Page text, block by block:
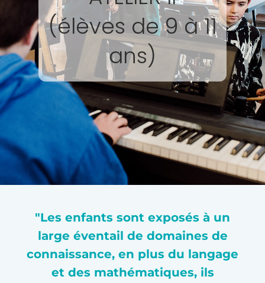
(élèves de 9 à 11
ans)
"Les enfants sont exposés à un
large éventail de domaines de
connaissance, en plus du langage
et des mathématiques, ils